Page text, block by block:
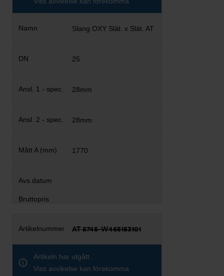
Slang OXY Slät. x Slät. AT
25
28mm
28mm
1770
AT 5745-W465153101
Artikeln har utgått
Viss avvikelse kan förekomma